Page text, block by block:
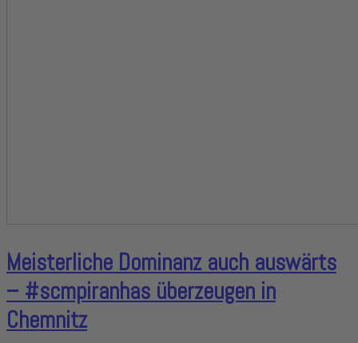
Meisterliche Dominanz auch auswärts
– #scmpiranhas überzeugen in
Chemnitz